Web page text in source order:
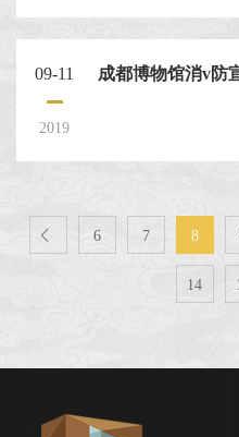
09-11
2019
成都博物馆消v防
 6 7 8
14